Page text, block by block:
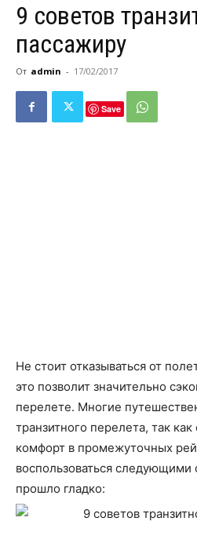
9 советов
пассажиру
От admin - 17/02/2017
Save
Не стоит отказываться от
это позволит значительно
перелете. Многие
транзитного перелета, так как
комфорт в промежуточных
воспользоваться следующими
прошло гладко: